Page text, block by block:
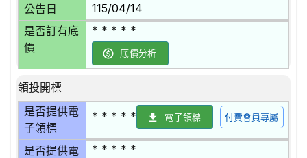
公告日 115/04/14
是否訂有底
價
* * * * *
底價分析
領投開標
是否提供電
子領標
* * * * * 電子領標 付費會員專屬
是否提供電
* * * * *